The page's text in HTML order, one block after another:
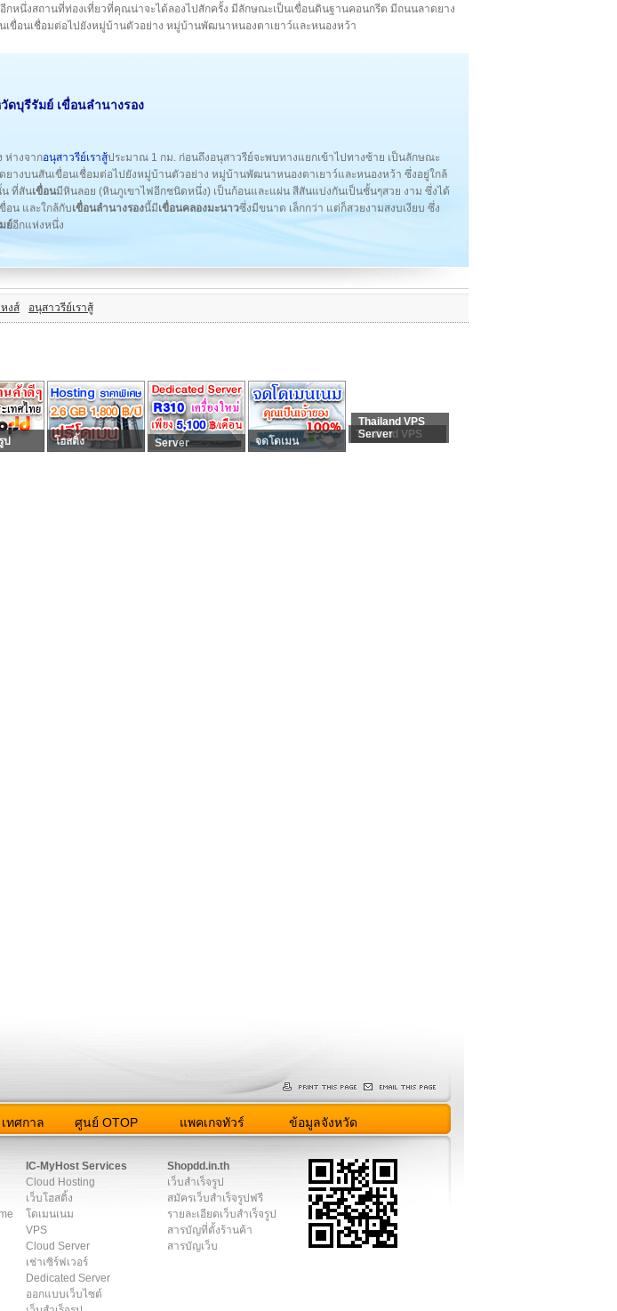
อีกหนึ่งสถานที่ท่องเที่ยวที่คุณน่าจะได้ลองไปสักครั้ง มีลักษณะเป็นเขื่อนดินฐานคอนกรีต มีถนนลาดยาง
เขื่อนเชื่อมต่อไปยังหมู่บ้านตัวอย่าง หมู่บ้านพัฒนาหนองตาเยาว์และหนองหว้า
ดบุรีรัมย์ เขื่อนลำนางรอง
ห่างจากอนุสาวรีย์เราสู้ประมาณ 1 กม. ก่อนถึงอนุสาวรีย์จะพบทางแยกเข้าไปทางซ้าย เป็นลักษณะ
างบนสันเขื่อนเชื่อมต่อไปยังหมู่บ้านตัวอย่าง หมู่บ้านพัฒนาหนองตาเยาว์และหนองหว้า ซึ่งอยู่ใกล้
น ที่สันเขื่อนมีหินลอย (หินภูเขาไฟอีกชนิดหนึ่ง) เป็นก้อนและแผ่น สีสันแบ่งกันเป็นชั้นๆสวย งาม ซึ่งได้
อน และใกล้กับเขื่อนลำนางรองนี้มีเขื่อนคลองมะนาวซึ่งมีขนาด เล็กกว่า แต่ก็สวยงามสงบเงียบ ซึ่ง
ย์อีกแห่งหนึ่ง
งส์ อนุสาวรีย์เราสู้
ป โฮสติ้ง Server จดโดเมน
Thailand VPS
Thailand VPS
Server
เทศกาล ศูนย์ OTOP แพคเกจทัวร์ ข้อมูลจังหวัด
IC-MyHost Services
Cloud Hosting
เว็บโฮสติ้ง
โดเมนเนม
VPS
Cloud Server
เช่าเซิร์ฟเวอร์
Dedicated Server
ออกแบบเว็บไซต์
Shopdd.in.th
เว็บสำเร็จรูป
สมัครเว็บสำเร็จรูปฟรี
รายละเอียดเว็บสำเร็จรูป
สารบัญที่ตั้งร้านค้า
สารบัญเว็บ